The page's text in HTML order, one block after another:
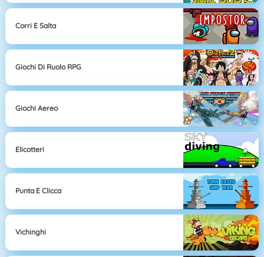
Corri E Salta
Giochi Di Ruolo RPG
Giochi Aereo
Elicotteri
Punta E Clicca
Vichinghi